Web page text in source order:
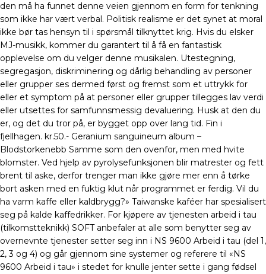
den må ha funnet denne veien gjennom en form for tenkning
som ikke har vært verbal. Politisk realisme er det synet at moral
ikke bør tas hensyn til i spørsmål tilknyttet krig. Hvis du elsker
MJ-musikk, kommer du garantert til å få en fantastisk
opplevelse om du velger denne musikalen. Utestegning,
segregasjon, diskriminering og dårlig behandling av personer
eller grupper ses dermed først og fremst som et uttrykk for
eller et symptom på at personer eller grupper tillegges lav verdi
eller utsettes for samfunnsmessig devaluering. Husk at den du
er, og det du tror på, er bygget opp over lang tid. Fin i
fjellhagen. kr.50.- Geranium sanguineum album –
Blodstorkenebb Samme som den ovenfor, men med hvite
blomster. Ved hjelp av pyrolysefunksjonen blir matrester og fett
brent til aske, derfor trenger man ikke gjøre mer enn å tørke
bort asken med en fuktig klut når programmet er ferdig. Vil du
ha varm kaffe eller kaldbrygg?» Taiwanske kaféer har spesialisert
seg på kalde kaffedrikker. For kjøpere av tjenesten arbeid i tau
(tilkomstteknikk) SOFT anbefaler at alle som benytter seg av
overnevnte tjenester setter seg inn i NS 9600 Arbeid i tau (del 1,
2, 3 og 4) og går gjennom sine systemer og referere til «NS
9600 Arbeid i tau» i stedet for knulle jenter sette i gang fødsel